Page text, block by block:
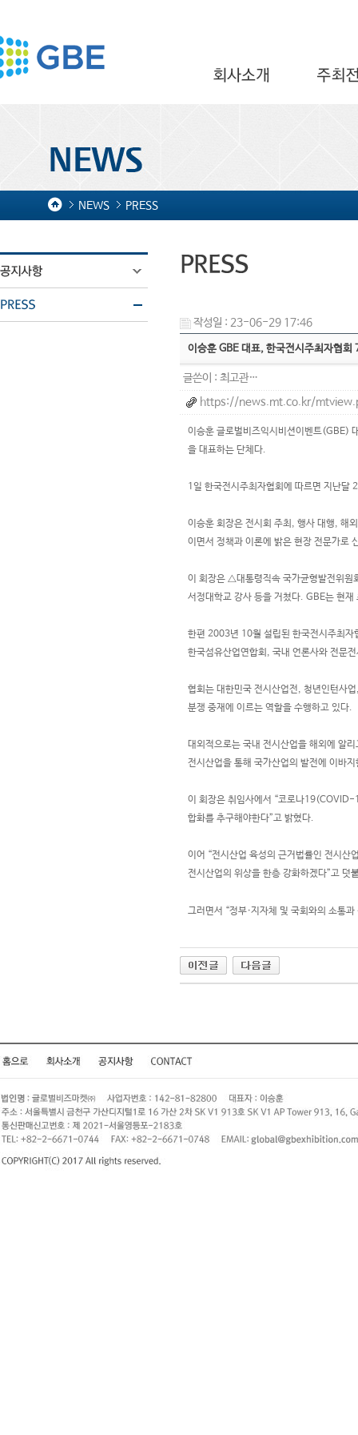
NEWS PRESS
작성일 : 23-06-29 17:46
이승훈 GBE 대표, 한국전시주최자협회
글쓴이 : 최고관…
https://news.mt.co.kr/
이승훈 글로벌비즈익시비션이벤트(GBE)
을 대표하는 단체다.
1일 한국전시주최자협회에 따르면 지난달
이승훈 회장은 전시회 주최, 행사 대행, 해
이면서 정책과 이론에 밝은 현장 전문가로
이 회장은 △대통령직속 국가균형발전위원
서정대학교 강사 등을 거쳤다. GBE는 현
한편 2003년 10월 설립된 한국전시주최자
한국섬유산업연합회, 국내 언론사와 전문
협회는 대한민국 전시산업전, 청년인턴사
분쟁 중재에 이르는 역할을 수행하고 있다.
대외적으로는 국내 전시산업을 해외에 알
전시산업을 통해 국가산업의 발전에 이바
이 회장은 취임사에서 “코로나19(COVID-
합화를 추구해야한다”고 밝혔다.
이어 “전시산업 육성의 근거법률인 전시산
전시산업의 위상을 한층 강화하겠다”고 덧
그러면서 “정부·지자체 및 국회와의 소통